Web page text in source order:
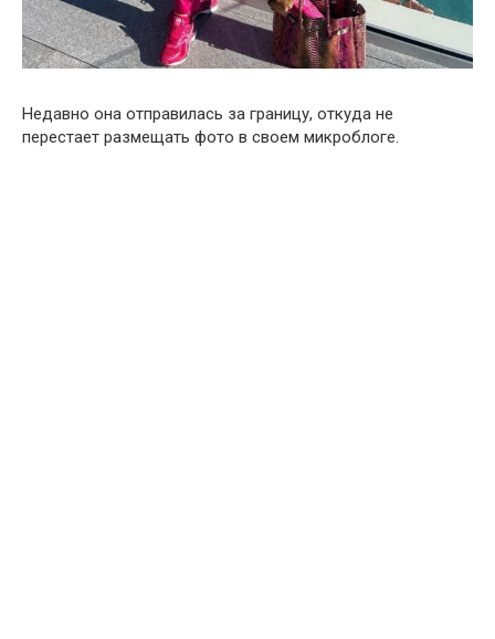
Недавно она отправилась за границу, откуда не
перестает размещать фото в своем микроблоге.